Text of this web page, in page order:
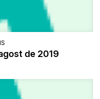
de 2019